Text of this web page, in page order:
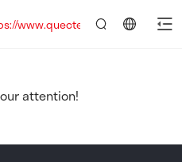
www.quectel.com.cn
attention!